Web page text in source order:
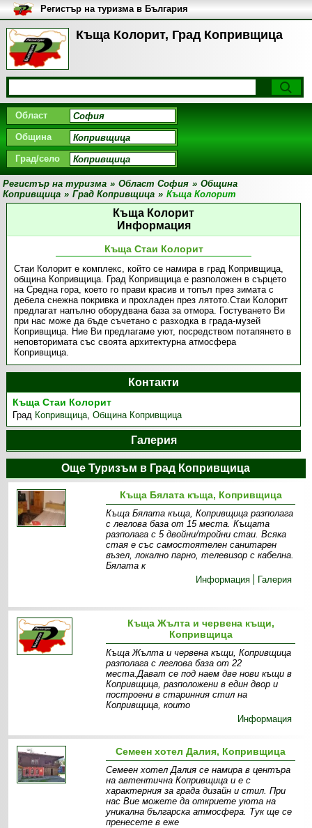
Къща Колорит, Град Копривщица
Регистър на туризма в България
Област
Община
Град/село
Регистър на туризма » Област София » Община
Копривщица » Град Копривщица » Къща Колорит
Къща Колорит
Информация
Къща Стаи Колорит
Стаи Колорит е комплекс, който се намира в град Копривщица,
община Копривщица. Град Копривщица е разположен в сърцето
на Средна гора, което го прави красив и топъл през зимата с
дебела снежна покривка и прохладен през лятото.Стаи Колорит
предлагат напълно оборудвана база за отмора. Гостуването Ви
при нас може да бъде съчетано с разходка в града-музей
Копривщица. Ние Ви предлагаме уют, посредством потапянето в
неповторимата със своята архитектурна атмосфера
Копривщица.
Контакти
Къща Стаи Колорит
Град Копривщица,Община Копривщица
Галерия
Още Туризъм в Град Копривщица
Къща Бялата къща, Копривщица
Къща Бялата къща, Копривщица разполага
с леглова база от 15 места. Къщата
разполага с 5 двойни/тройни стаи. Всяка
стая е със самостоятелен санитарен
възел, локално парно, телевизор с кабелна.
Бялата к
Информация
Галерия
Къща Жълта и червена къщи,
Копривщица
Къща Жълта и червена къщи, Копривщица
разполага с леглова база от 22
места.Дават се под наем две нови къщи в
Копривщица, разположени в един двор и
построени в старинния стил на
Копривщица, които
Информация
Семеен хотел Далия, Копривщица
Семеен хотел Далия се намира в центъра
на автентична Копривщица и е с
характерния за града дизайн и стил. При
нас Вие можете да откриете уюта на
уникална българска атмосфера. Тук ще се
пренесете в еже